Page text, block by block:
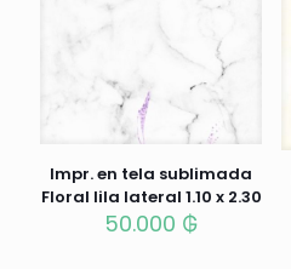
Impr. en tela sublimada
Floral lila lateral 1.10 x 2.30
50.000 ₲